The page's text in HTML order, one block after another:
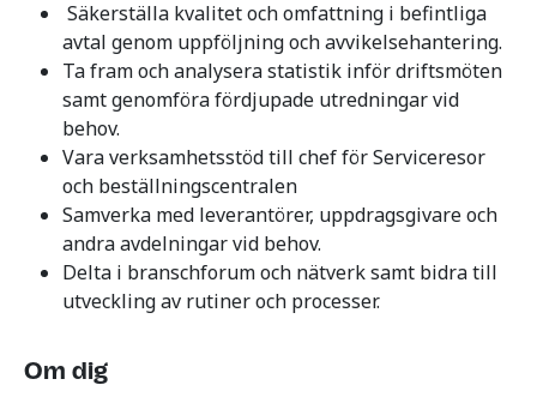
Säkerställa kvalitet och omfattning i befintliga
avtal genom uppföljning och avvikelsehantering.
Ta fram och analysera statistik inför driftsmöten
samt genomföra fördjupade utredningar vid
behov.
Vara verksamhetsstöd till chef för Serviceresor
och beställningscentralen
Samverka med leverantörer, uppdragsgivare och
andra avdelningar vid behov.
Delta i branschforum och nätverk samt bidra till
utveckling av rutiner och processer.
Om dig